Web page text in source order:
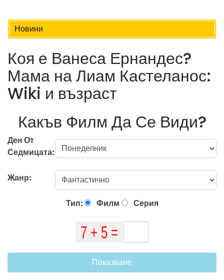
Новини
Коя е Ванеса Ернандес?
Мама на Лиам Кастеланос:
Wiki и възраст
Какъв Филм Да Се Види?
Ден От
Седмицата:
Жанр:
Тип: Филм Серия
Показване